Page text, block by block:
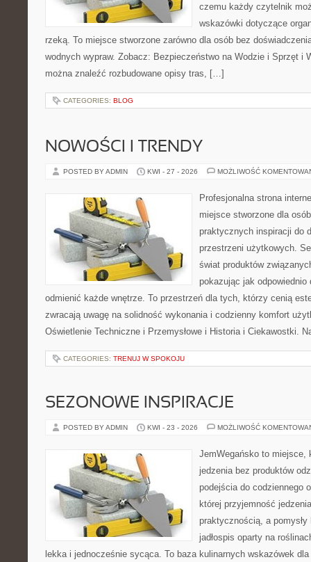
czemu każdy czytelnik
wskazówki dotyczące
rzeką. To miejsce stworzone zarówno dla osób bez
wodnych wypraw. Zobacz: Bezpieczeństwo na Wodzie i Sprzęt i
można znaleźć rozbudowane opisy tras, […]
CATEGORIES: BLOG
NOWOŚCI I TRENDY
POSTED BY ADMIN KWI - 27 - 2026 MOŻLIWOŚĆ
Profesjonalna strona
miejsce stworzone dla
praktycznych inspiracji do
przestrzeni użytkowych.
świat produktów
pokazując jak odpowiednio
odmienić każde wnętrze. To przestrzeń dla tych, którzy cenią
zwracają uwagę na solidność wykonania i codzienny komfort
Oświetlenie Techniczne i Przemysłowe i Historia i Ciekawostki.
CATEGORIES: TRENUJ W SPOKOJU
SEZONOWE INSPIRACJE
POSTED BY ADMIN KWI - 23 - 2026 MOŻLIWOŚĆ
JemWegańsko to miejsce,
jedzenia bez produktów
podejścia do codziennego
której przyjemność
praktycznością, a
jadłospis oparty na
lekka i jednocześnie sycąca. To baza kulinarnych wskazówek